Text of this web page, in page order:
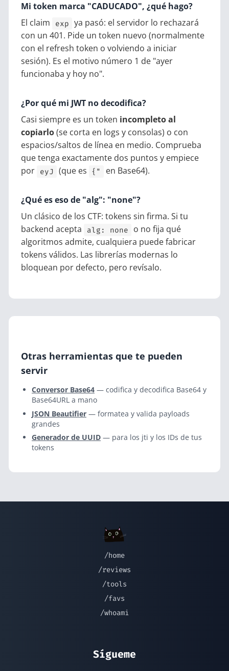
Mi token marca "CADUCADO", ¿qué hago?
El claim
exp ya pasó: el servidor lo rechazará
con un 401. Pide un token nuevo (normalmente
con el refresh token o volviendo a iniciar
sesión). Es el motivo número 1 de "ayer
funcionaba y hoy no".
¿Por qué mi JWT no decodifica?
Casi siempre es un token incompleto al
copiarlo(se corta en logs y consolas) o con
espacios/saltos de línea en medio. Comprueba
que tenga exactamente dos puntos y empiece
por eyJ (que es {" en Base64).
¿Qué es eso de "alg": "none"?
Un clásico de los CTF: tokens sin firma. Si tu
backend acepta
alg: none
o no fija qué
algoritmos admite, cualquiera puede fabricar
tokens válidos. Las librerías modernas lo
bloquean por defecto, pero revísalo.
Otras herramientas que te pueden
servir
Conversor Base64 — codifica y decodifica Base64 y
Base64URL a mano
JSON Beautifier — formatea y valida payloads
grandes
Generador de UUID — para los jti y los IDs de tus
tokens
/home
/reviews
/tools
/favs
/whoami
Sígueme